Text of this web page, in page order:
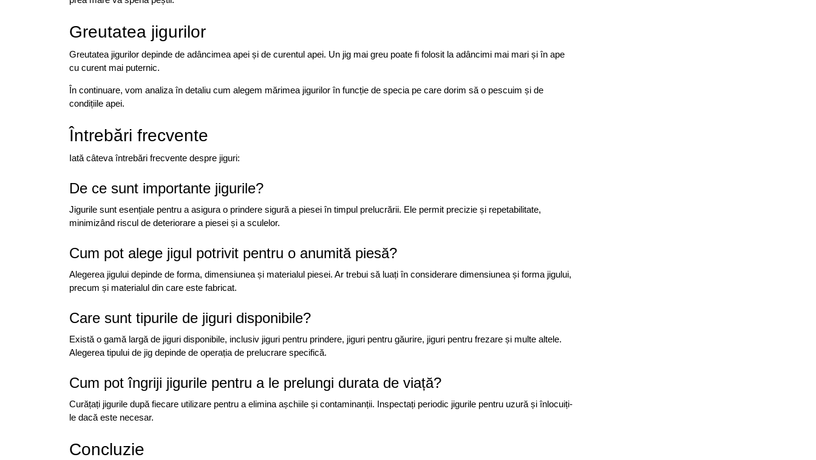
Greutatea jigurilor
Greutatea jigurilor depinde de adâncimea apei și de curentul apei. Un jig mai greu poate fi folosit la adâncimi mai mari și în ape
cu curent mai puternic.
În continuare, vom analiza în detaliu cum alegem mărimea jigurilor în funcție de specia pe care dorim să o pescuim și de
condițiile apei.
Întrebări frecvente
Iată câteva întrebări frecvente despre jiguri:
De ce sunt importante jigurile?
Jigurile sunt esențiale pentru a asigura o prindere sigură a piesei în timpul prelucrării. Ele permit precizie și repetabilitate,
minimizând riscul de deteriorare a piesei și a sculelor.
Cum pot alege jigul potrivit pentru o anumită piesă?
Alegerea jigului depinde de forma, dimensiunea și materialul piesei. Ar trebui să luați în considerare dimensiunea și forma jigului,
precum și materialul din care este fabricat.
Care sunt tipurile de jiguri disponibile?
Există o gamă largă de jiguri disponibile, inclusiv jiguri pentru prindere, jiguri pentru găurire, jiguri pentru frezare și multe altele.
Alegerea tipului de jig depinde de operația de prelucrare specifică.
Cum pot îngriji jigurile pentru a le prelungi durata de viață?
Curățați jigurile după fiecare utilizare pentru a elimina așchiile și contaminanții. Inspectați periodic jigurile pentru uzură și înlocuiți-
le dacă este necesar.
Concluzie